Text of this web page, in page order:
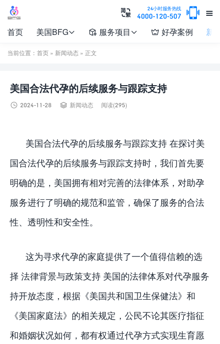

24小时服务热线
4000-120-507 

首页 美国BFG  服务项目   好孕案例 新
当前位置： 首页 » 新闻动态 » 正文
美国合法代孕的后续服务与跟踪支持
 2024-11-28  新闻动态 阅读(295)
美国合法代孕的后续服务与跟踪支持 在探讨美
国合法代孕的后续服务与跟踪支持时，我们首先要
明确的是，美国拥有相对完善的法律体系，对助孕
服务进行了明确的规范和监管，确保了服务的合法
性、透明性和安全性。
这为寻求代孕的家庭提供了一个值得信赖的选
择 法律背景与政策支持 美国的法律体系对代孕服务
持开放态度，根据《美国共和国卫生保健法》和
《美国家庭法》的相关规定，公民不论其医疗指征
和婚姻状况如何，都有权通过代孕方式实现生育愿